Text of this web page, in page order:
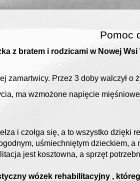
Pomoc
z bratem i rodzicami w Nowej Wsi
zamartwicy. Przez 3 doby walczył o
ma wzmożone napięcie
i czołga się, a to wszystko dzięki
uśmiechniętym dzieckiem, a
jest kosztowna, a sprzęt
wózek rehabilitacyjny ,